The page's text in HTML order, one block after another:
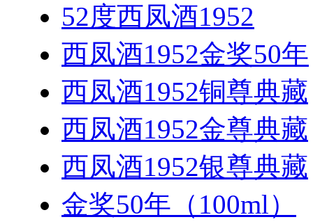
52度西凤酒1952
西凤酒1952金奖50年
西凤酒1952铜尊典藏
西凤酒1952金尊典藏
西凤酒1952银尊典藏
金奖50年（100ml）